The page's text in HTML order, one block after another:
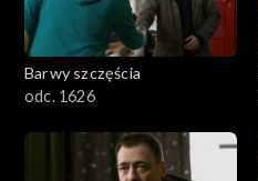
Barwy szczęścia
odc. 1626